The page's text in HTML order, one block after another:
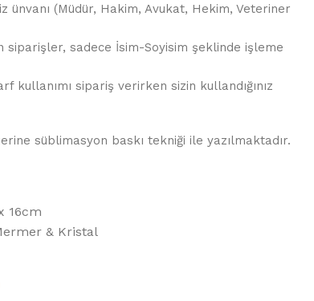
ünvanı (Müdür, Hakim, Avukat, Hekim, Veteriner
siparişler, sadece İsim-Soyisim şeklinde işleme
kullanımı sipariş verirken sizin kullandığınız
süblimasyon baskı tekniği ile yazılmaktadır.
16cm
& Kristal